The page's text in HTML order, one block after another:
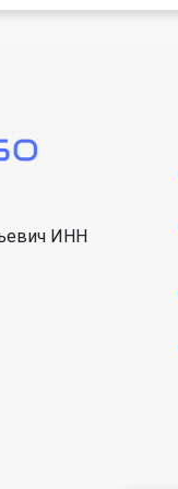
ИНН